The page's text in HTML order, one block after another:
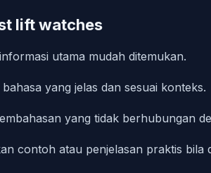
lift watches
utama mudah ditemukan.
yang jelas dan sesuai konteks.
yang tidak berhubungan
contoh atau penjelasan praktis bila